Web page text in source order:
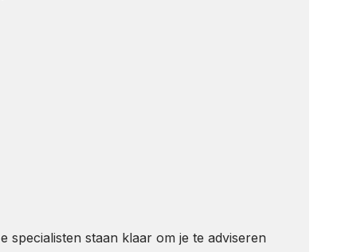
specialisten staan klaar om je te adviseren